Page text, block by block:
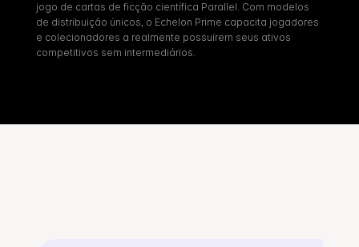
jogo de cartas de ficção científica Parallel. Com modelos
de distribuição únicos, o Echelon Prime capacita jogadores
e colecionadores a realmente possuírem seus ativos
competitivos sem intermediários.